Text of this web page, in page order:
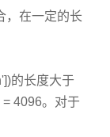
，在一定的长
的长度大于
4096。对于